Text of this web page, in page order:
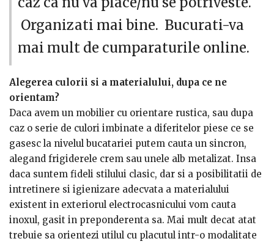
amestecurilor potrivite a diferitilor vapori de aer
circular care conduc la pastrarea unui climat potrivit la
nivelul propriului frigider, deci la retinerea unui climat
adecvat de conservare a hranii. Altfel spus un dozator
circuitul sistemului de racire si formarea tuturor
proceselor de la nivelul sau pentru a evita cateva
posibile efecte negative intalnite in randul frigiderelor
conventionale odata cu timpul.
Organizati mai bine. Bucurati-va
mai mult de cumparaturile online.
Alegerea culorii si a materialului, dupa ce ne
orientam?
Daca avem un mobilier cu orientare rustica, sau dupa
caz o serie de culori imbinate a diferitelor piese ce se
gasesc la nivelul bucatariei putem cauta un sincron,
alegand frigiderele crem sau unele alb metalizat. Insa
daca suntem fideli stilului clasic, dar si a posibilitatii de
intretinere si igienizare adecvata a materialului
existent in exteriorul electrocasnicului vom cauta
inoxul, gasit in preponderenta sa. Mai mult decat atat
trebuie sa orientezi utilul cu placutul intr-o modalitate